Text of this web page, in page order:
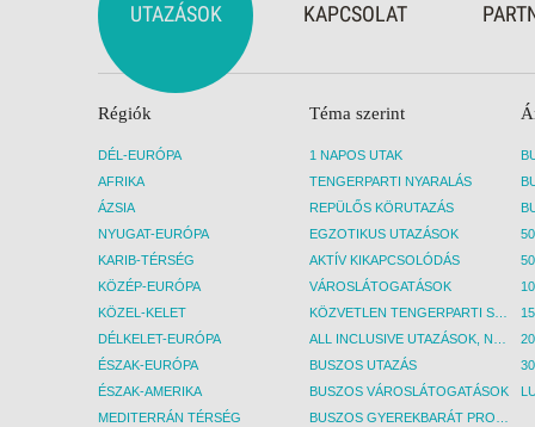
UTAZÁSOK KAPCSOLAT
Régiók
DÉL-EURÓPA
AFRIKA
ÁZSIA
NYUGAT-EURÓPA
KARIB-TÉRSÉG
KÖZÉP-EURÓPA
KÖZEL-KELET
DÉLKELET-EURÓPA
ÉSZAK-EURÓPA
ÉSZAK-AMERIKA
MEDITERRÁN TÉRSÉG
Téma szerint
1 NAPOS UTAK
TENGERPARTI NYARALÁS
REPÜLŐS KÖRUTAZÁS
EGZOTIKUS UTAZÁSOK
AKTÍV KIKAPCSOLÓDÁS
VÁROSLÁTOGATÁSOK
BUSZOS UTAZÁS
BUSZOS VÁROSLÁTOGATÁSOK